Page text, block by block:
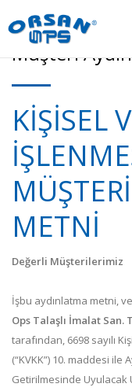
Müşteri
KİŞİSEL
METNİ
Değerli Müşterilerimiz
İşbu aydınlatma metni,
Ops Talaşlı İmalat San.
tarafından, 6698 sayılı
(“KVKK”) 10. maddesi
Getirilmesinde Uyulacak